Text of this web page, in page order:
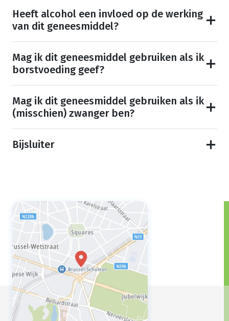
Heeft alcohol een invloed op de werking
van dit geneesmiddel?
Mag ik dit geneesmiddel gebruiken als ik
borstvoeding geef?
Mag ik dit geneesmiddel gebruiken als ik
(misschien) zwanger ben?
Bijsluiter